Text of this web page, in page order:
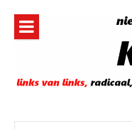
inhoud